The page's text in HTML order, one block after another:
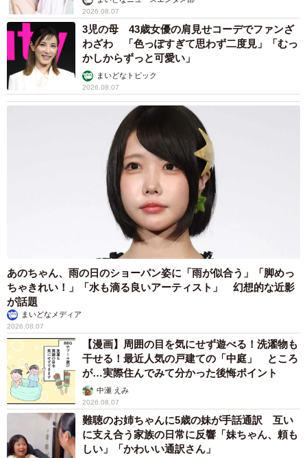
藍染めに漂うクラゲ よく見ると…「センスす
ごい」山岡 もと子
2026.08.07
【漫画】大学生息子の「頼れる彼氏」っぷりを
見て母は絶句 「起きなよ、遅刻するよ」っ
て…あなた毎朝私が起こしてますけど？笑
松波 穂乃圭
【お盆の帰省】既婚女性の半数以上が「日常よ
り疲れる」 気遣いや準備で深まる夫婦の温度
感ギャップ鮮明に
まいどなニュース情報部
2026.08.07
父は「エミー賞」主演男優賞の真田広之 31歳
イケメン俳優が長髪ヒゲのワイルド近影「ガチ
ヒロさんそっくり」「新たな一面もステキ」
まいどなトピック
退職金を運用に回せる人は何が違う？ 「退職金額の多さ」より